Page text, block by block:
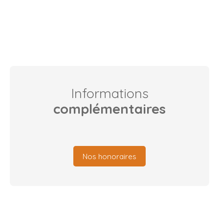
Informations
complémentaires
Nos honoraires